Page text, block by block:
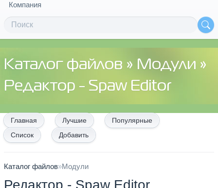
Компания
Каталог файлов » Модули »
Редактор - Spaw Editor
Главная Лучшие
Популярные
Список
Добавить
Каталог файлов»Модули
Редактор - Spaw Editor